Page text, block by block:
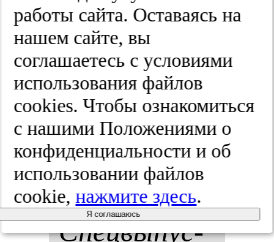
суль­та.
Жур­нал нев­
ро­ло­гии и
пси­хи­ат­рии
им. С.С.
Кор­са­ко­ва.
Спец­вы­пус­
работы сайта. Оставаясь на
нашем сайте, вы
соглашаетесь с условиями
использования файлов
cооkies. Чтобы ознакомиться
с нашими Положениями о
конфиденциальности и об
использовании файлов
cookie,нажмите здесь.
Я соглашаюсь